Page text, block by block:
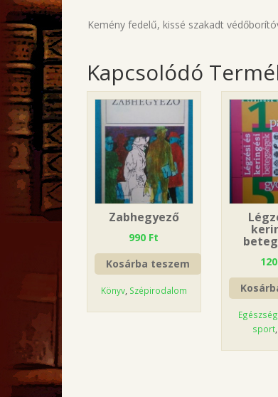
Kemény fedelű, kissé szakadt
Kapcsolódó
Zabhegyező
990 Ft
Kosárba teszem
Könyv, Szépirodalom
sport